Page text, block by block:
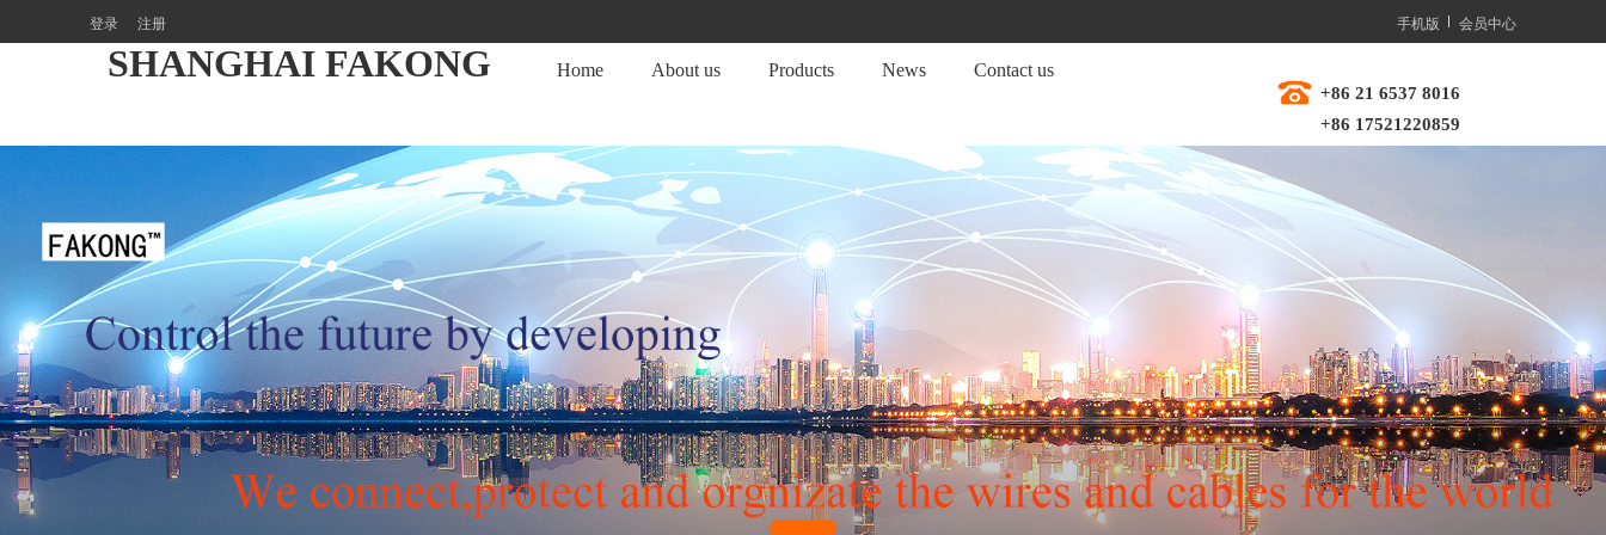
登录 注册 手机版 会员中心
Home About us Products News Contact us
SHANGHAI FAKONG
+86 21 6537 8016
+86 17521220859